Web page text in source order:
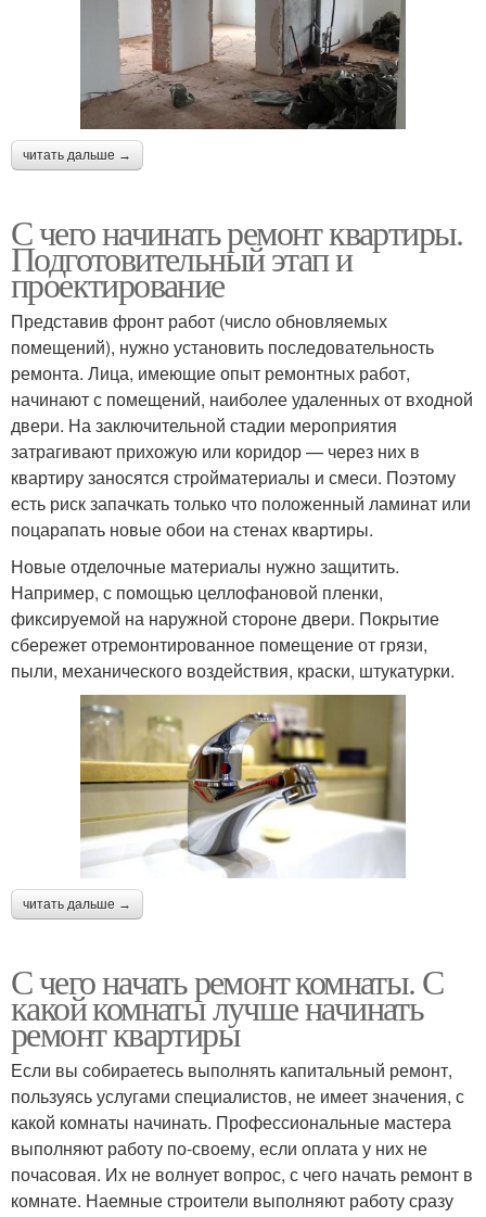
читать дальше →
С чего начинать ремонт квартиры.
Подготовительный этап и
проектирование
Представив фронт работ (число обновляемых
помещений), нужно установить последовательность
ремонта. Лица, имеющие опыт ремонтных работ,
начинают с помещений, наиболее удаленных от входной
двери. На заключительной стадии мероприятия
затрагивают прихожую или коридор — через них в
квартиру заносятся стройматериалы и смеси. Поэтому
есть риск запачкать только что положенный ламинат или
поцарапать новые обои на стенах квартиры.
Новые отделочные материалы нужно защитить.
Например, с помощью целлофановой пленки,
фиксируемой на наружной стороне двери. Покрытие
сбережет отремонтированное помещение от грязи,
пыли, механического воздействия, краски, штукатурки.
читать дальше →
С чего начать ремонт комнаты. С
какой комнаты лучше начинать
ремонт квартиры
Если вы собираетесь выполнять капитальный ремонт,
пользуясь услугами специалистов, не имеет значения, с
какой комнаты начинать. Профессиональные мастера
выполняют работу по-своему, если оплата у них не
почасовая. Их не волнует вопрос, с чего начать ремонт в
комнате. Наемные строители выполняют работу сразу